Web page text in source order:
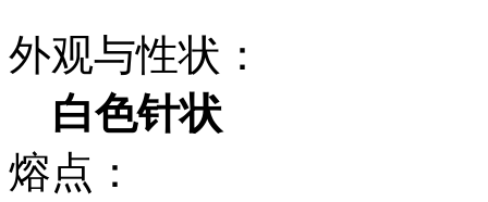
外观与性状：
白色针状
熔点：